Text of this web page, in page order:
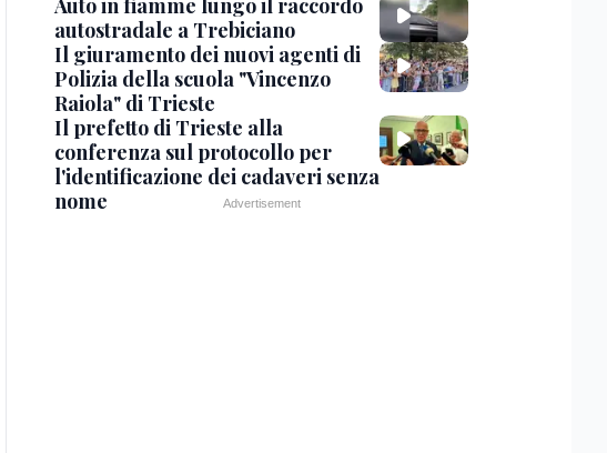
Auto in fiamme lungo il raccordo
autostradale a Trebiciano
Il giuramento dei nuovi agenti di
Polizia della scuola "Vincenzo
Raiola" di Trieste
Il prefetto di Trieste alla
conferenza sul protocollo per
l'identificazione dei cadaveri senza
nome